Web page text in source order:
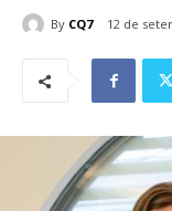
By CQ7 12 de